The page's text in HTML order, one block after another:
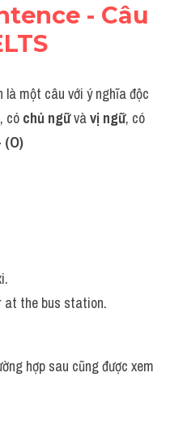
- Câu
là một câu với ý nghĩa độc
có chủ ngữ và vị ngữ, có
(O)
at the bus station.
hợp sau cũng được xem